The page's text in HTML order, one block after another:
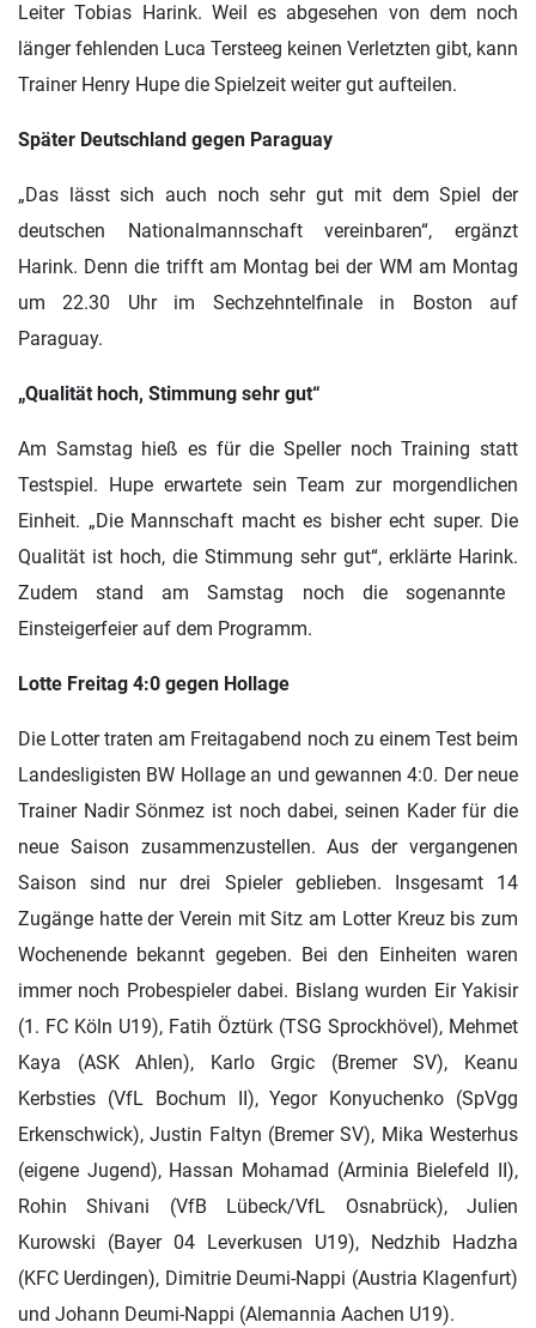
Leiter Tobias Harink. Weil es abgesehen von dem noch
länger fehlenden Luca Tersteeg keinen Verletzten gibt, kann
Trainer Henry Hupe die Spielzeit weiter gut aufteilen.
Später Deutschland gegen Paraguay
„Das lässt sich auch noch sehr gut mit dem Spiel der
deutschen Nationalmannschaft vereinbaren“, ergänzt
Harink. Denn die trifft am Montag bei der WM am Montag
um 22.30 Uhr im Sechzehntelfinale in Boston auf
Paraguay.
„Qualität hoch, Stimmung sehr gut“
Am Samstag hieß es für die Speller noch Training statt
Testspiel. Hupe erwartete sein Team zur morgendlichen
Einheit. „Die Mannschaft macht es bisher echt super. Die
Qualität ist hoch, die Stimmung sehr gut“, erklärte Harink.
Zudem stand am Samstag noch die sogenannte
Einsteigerfeier auf dem Programm.
Lotte Freitag 4:0 gegen Hollage
Die Lotter traten am Freitagabend noch zu einem Test beim
Landesligisten BW Hollage an und gewannen 4:0. Der neue
Trainer Nadir Sönmez ist noch dabei, seinen Kader für die
neue Saison zusammenzustellen. Aus der vergangenen
Saison sind nur drei Spieler geblieben. Insgesamt 14
Zugänge hatte der Verein mit Sitz am Lotter Kreuz bis zum
Wochenende bekannt gegeben. Bei den Einheiten waren
immer noch Probespieler dabei. Bislang wurden Eir Yakisir
(1. FC Köln U19), Fatih Öztürk (TSG Sprockhövel), Mehmet
Kaya (ASK Ahlen), Karlo Grgic (Bremer SV), Keanu
Kerbsties (VfL Bochum II), Yegor Konyuchenko (SpVgg
Erkenschwick), Justin Faltyn (Bremer SV), Mika Westerhus
(eigene Jugend), Hassan Mohamad (Arminia Bielefeld II),
Rohin Shivani (VfB Lübeck/VfL Osnabrück), Julien
Kurowski (Bayer 04 Leverkusen U19), Nedzhib Hadzha
(KFC Uerdingen), Dimitrie Deumi-Nappi (Austria Klagenfurt)
und Johann Deumi-Nappi (Alemannia Aachen U19).